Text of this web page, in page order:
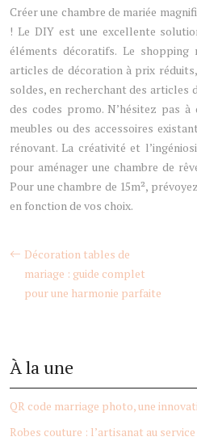
Créer une chambre de mariée
! Le DIY est une excellente
éléments décoratifs. Le
articles de décoration à prix
soldes, en recherchant des articles
des codes promo. N’hésitez pas à
meubles ou des accessoires
rénovant. La créativité et
pour aménager une chambre de
Pour une chambre de 15m²,
en fonction de vos choix.
Décoration tables de
mariage : guide complet
pour une harmonie parfaite
À la une
QR code marriage photo, une
Robes couture : l’artisanat au